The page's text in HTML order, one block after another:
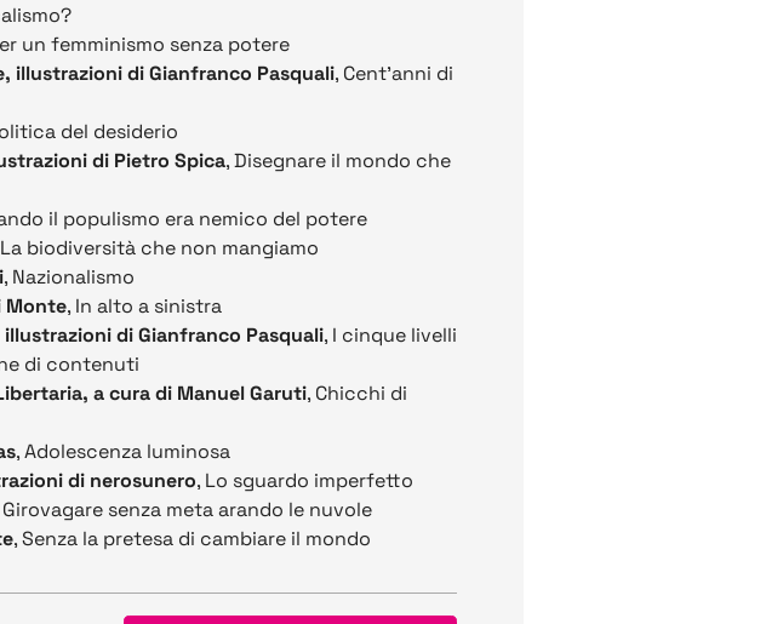
un femminismo senza potere
illustrazioni di Gianfranco Pasquali, Cent'anni di
del desiderio
di Pietro Spica, Disegnare il mondo che
il populismo era nemico del potere
biodiversità che non mangiamo
, Nazionalismo
Monte, In alto a sinistra
di Gianfranco Pasquali, I cinque livelli
di contenuti
a cura di Manuel Garuti, Chicchi di
, Adolescenza luminosa
di nerosunero, Lo sguardo imperfetto
Girovagare senza meta arando le nuvole
, Senza la pretesa di cambiare il mondo